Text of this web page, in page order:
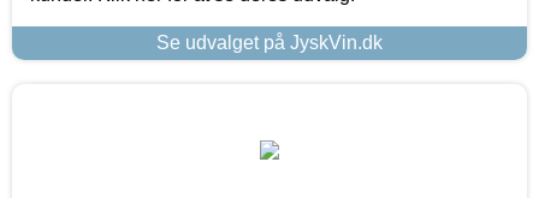
Se udvalget på JyskVin.dk